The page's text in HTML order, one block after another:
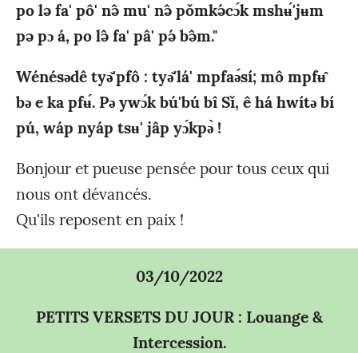
po lə fa' pô' nə̂ mu' nə̂ pǒmkə́cɔ́k mshʉ́'jʉm
pə pɔ á, po lə̂ fa' pâ' pə́ bə̂m."
Wénésǝdê tyǝ̌'pfô : tyǝ̌'lá' mpfaǝ́sí; mô mpfʉ̂
bǝ e ka pfʉ́. Pǝ ywɔ́k bú'bú bî Sǐ, ê há hwítǝ bí
pú, wáp nyáp tsʉ' jâp yɔ́kpǝ̀ !
Bonjour et pueuse pensée pour tous ceux qui
nous ont dévancés.
Qu'ils reposent en paix !
03/10/2022
PETITS VERSETS DU JOUR : Louange &
Intercession.